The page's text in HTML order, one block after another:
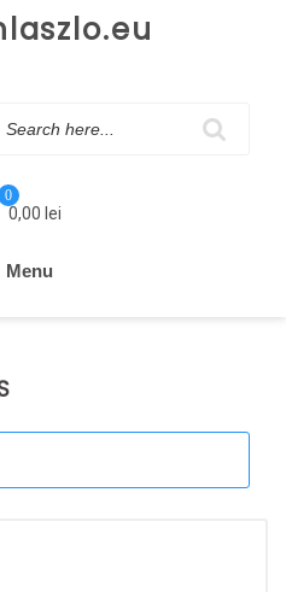
0
0,00 lei
Menu